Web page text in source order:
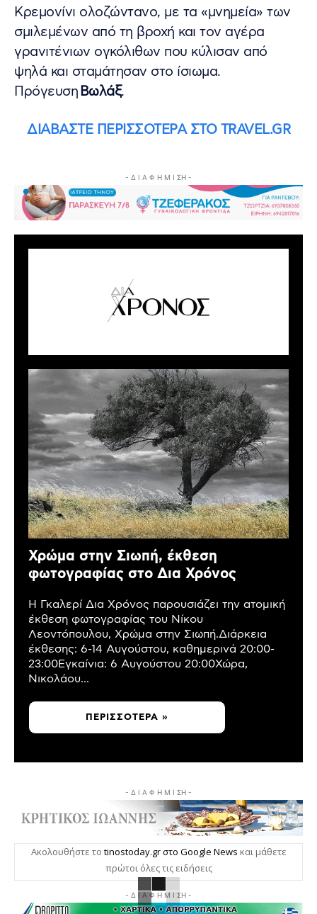
Κρεμονίνι ολοζώντανο, με τα «μνημεία» των
σμιλεμένων από τη βροχή και τον αγέρα
γρανιτένιων ογκόλιθων που κύλισαν από
ψηλά και σταμάτησαν στο ίσιωμα.
ΠρόγευσηΒωλάξ.
ΔΙΑΒΑΣΤΕ ΠΕΡΙΣΣΟΤΕΡΑ ΣΤΟ TRAVEL.GR
- Δ Ι Α Φ Η Μ Ι ΣΗ -
Χρώμα στην Σιωπή, έκθεση
φωτογραφίας στο Δια Χρόνος
Η Γκαλερί Δια Χρόνος παρουσιάζει την ατομική
έκθεση φωτογραφίας του Νίκου
Λεοντόπουλου, Χρώμα στην Σιωπή.Διάρκεια
έκθεσης: 6-14 Αυγούστου, καθημερινά 20:00-
23:00Εγκαίνια: 6 Αυγούστου 20:00Χώρα,
Νικολάου...
ΠΕΡΙΣΣΌΤΕΡΑ »
- Δ Ι Α Φ Η Μ Ι ΣΗ -
Ακολουθήστε το tinostoday.gr στο Google News και μάθετε
πρώτοι όλες τις ειδήσεις
- Δ Ι Α Φ Η Μ Ι ΣΗ -